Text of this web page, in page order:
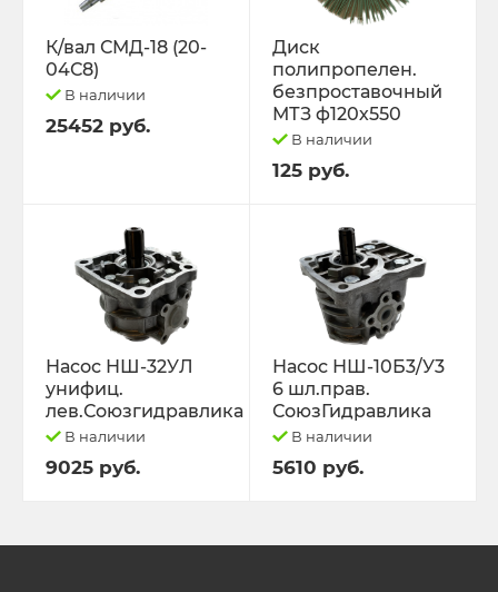
К/вал СМД-18 (20-
04С8)
В наличии
25452 руб.
Диск
полипропелен.
безпроставочный
МТЗ ф120х550
В наличии
125 руб.
Насос НШ-32УЛ
унифиц.
лев.Союзгидравлика
В наличии
9025 руб.
Насос НШ-10Б3/У3
6 шл.прав.
СоюзГидравлика
В наличии
5610 руб.